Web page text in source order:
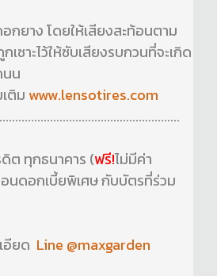
อกยาง โดยให้เสียงสะท้อนตาม
ซาะไว้ให้ซับเสียงรบกวนที่จะเกิด
น
ติม www.lensotires.com
ต ทุกธนาคาร (ฟรี!ไม่มีค่า
นดอกเบี้ยพิเศษ กับบัตรที่ร่วม
อียด Line @maxgarden